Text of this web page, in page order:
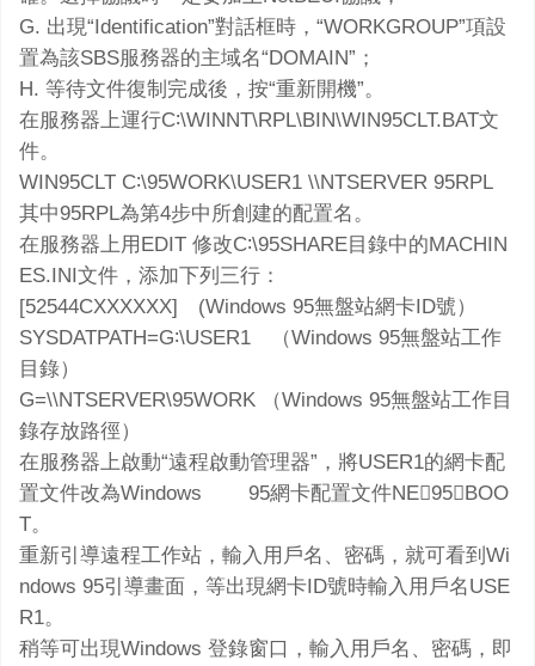
G. 出現“Identification”對話框時，“WORKGROUP”項設
置為該SBS服務器的主域名“DOMAIN”；
H. 等待文件復制完成後，按“重新開機”。
在服務器上運行C∶\WINNT\RPL\BIN\WIN95CLT.BAT文
件。
WIN95CLT C∶\95WORK\USER1 \\NTSERVER 95RPL
其中95RPL為第4步中所創建的配置名。
在服務器上用EDIT 修改C∶\95SHARE目錄中的MACHIN
ES.INI文件，添加下列三行：
[52544CXXXXXX] (Windows 95無盤站網卡ID號）
SYSDATPATH=G∶\USER1 （Windows 95無盤站工作
目錄）
G=\\NTSERVER\95WORK （Windows 95無盤站工作目
錄存放路徑）
在服務器上啟動“遠程啟動管理器”，將USER1的網卡配
置文件改為Windows 95網卡配置文件NE95BOO
T。
重新引導遠程工作站，輸入用戶名、密碼，就可看到Wi
ndows 95引導畫面，等出現網卡ID號時輸入用戶名USE
R1。
稍等可出現Windows 登錄窗口，輸入用戶名、密碼，即